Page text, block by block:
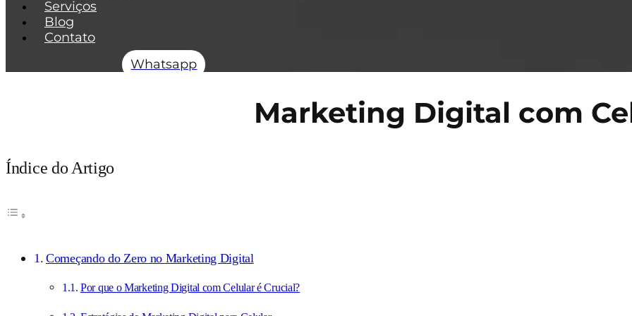
Serviços
Blog
Contato
Whatsapp
Marketing Digital com
Índice do Artigo
Começando do Zero no Marketing Digital
Por que o Marketing Digital com Celular é Crucial?